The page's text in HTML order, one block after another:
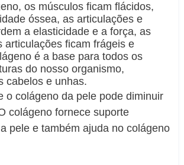
os músculos ficam flácidos,
óssea, as articulações e
a elasticidade e a força, as
articulações ficam frágeis e
é a base para todos os
do nosso organismo,
cabelos e unhas.
o colágeno da pele pode diminuir
colágeno fornece suporte
pele e também ajuda no colágeno